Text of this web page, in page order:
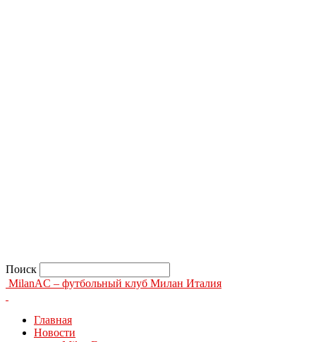
Поиск
MilanAC – футбольный клуб Милан Италия
Главная
Новости